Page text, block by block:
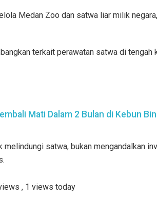
Medan Zoo dan satwa liar milik
terkait perawatan satwa di tengah
Mati Dalam 2 Bulan di Kebun
satwa, bukan mengandalkan
, 1 views today